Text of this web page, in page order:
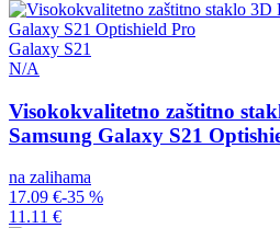
Galaxy S21
N/A
Visokokvalitetno zaštitno
Samsung Galaxy S21
na zalihama
17.09 €-35 %
11.11 €